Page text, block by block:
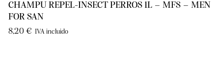
CHAMPU REPEL-INSECT PERROS 1L – MFS – MEN
FOR SAN
8,20 € IVA incluido